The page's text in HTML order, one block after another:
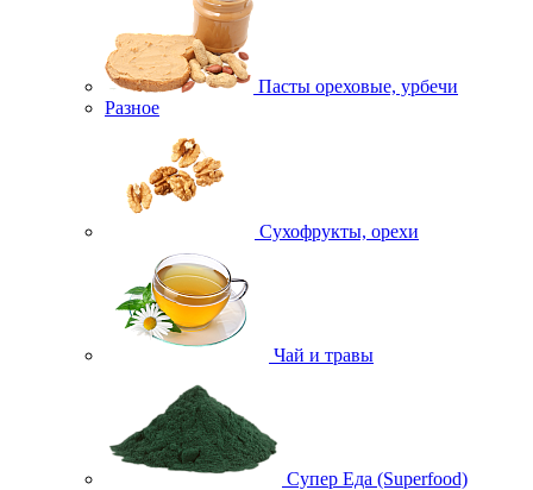
Пасты ореховые, урбечи
Разное
Сухофрукты, орехи
Чай и травы
Супер Еда (Superfood)